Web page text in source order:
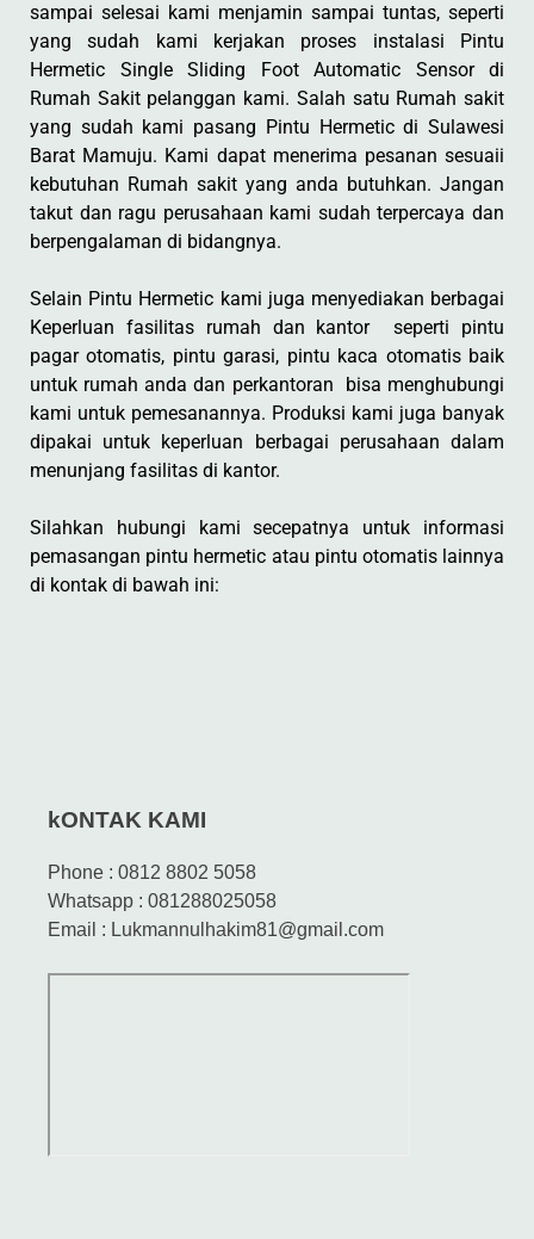
sampai selesai kami menjamin sampai tuntas, seperti
yang sudah kami kerjakan proses instalasi Pintu
Hermetic Single Sliding Foot Automatic Sensor di
Rumah Sakit pelanggan kami. Salah satu Rumah sakit
yang sudah kami pasang Pintu Hermetic di Sulawesi
Barat Mamuju. Kami dapat menerima pesanan sesuaii
kebutuhan Rumah sakit yang anda butuhkan. Jangan
takut dan ragu perusahaan kami sudah terpercaya dan
berpengalaman di bidangnya.
Selain Pintu Hermetic kami juga menyediakan berbagai
Keperluan fasilitas rumah dan kantor seperti pintu
pagar otomatis, pintu garasi, pintu kaca otomatis baik
untuk rumah anda dan perkantoran bisa menghubungi
kami untuk pemesanannya. Produksi kami juga banyak
dipakai untuk keperluan berbagai perusahaan dalam
menunjang fasilitas di kantor.
Silahkan hubungi kami secepatnya untuk informasi
pemasangan pintu hermetic atau pintu otomatis lainnya
di kontak di bawah ini:
kONTAK KAMI
Phone : 0812 8802 5058
Whatsapp : 081288025058
Email : Lukmannulhakim81@gmail.com